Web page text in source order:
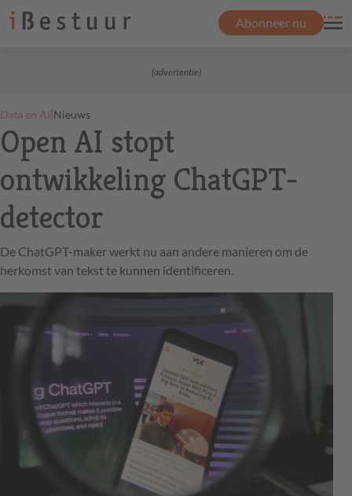
Abonneer nu
(advertentie)
Data en AI|Nieuws
Open AI stopt
ontwikkeling ChatGPT-
detector
De ChatGPT-maker werkt nu aan andere manieren om de
herkomst van tekst te kunnen identificeren.